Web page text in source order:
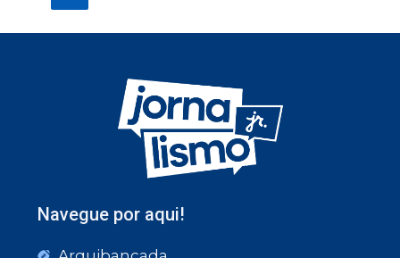
Navegue por aqui!